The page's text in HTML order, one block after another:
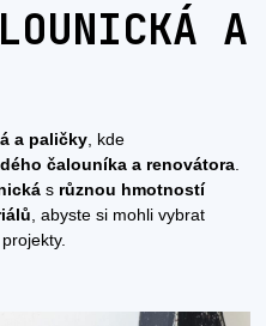
A
a paličky , kde
čalouníka a renovátora
s různou hmotností
, abyste si mohli vybrat